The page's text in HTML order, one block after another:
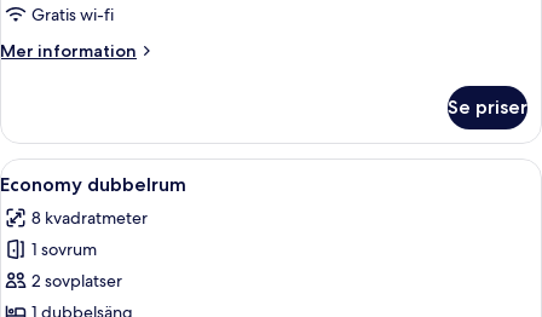
Gratis wi-fi
Mer information
Mer
enkelrum
Se priser
Öppna
alla
foton
för
Economy
dubbelrum
En snyggt bäddad säng med vita
15
Economy dubbelrum
8 kvadratmeter
1 sovrum
2 sovplatser
1 dubbelsäng